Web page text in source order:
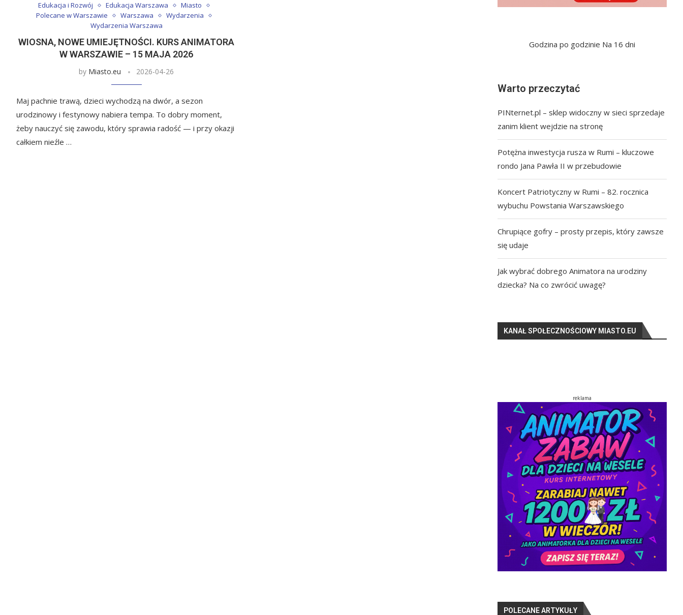
Edukacja i Rozwój Edukacja Warszawa
Miasto
Polecane w Warszawie
Warszawa
Wydarzenia
Wydarzenia Warszawa
WIOSNA, NOWE UMIEJĘTNOŚCI. KURS ANIMATORA
W WARSZAWIE – 15 MAJA 2026
by Miasto.eu 2026-04-26
Maj pachnie trawą, dzieci wychodzą na dwór, a sezon
urodzinowy i festynowy nabiera tempa. To dobry moment,
żeby nauczyć się zawodu, który sprawia radość — i przy okazji
całkiem nieźle …
Godzina po godzinie Na 16 dni
Warto przeczytać
PINternet.pl – sklep widoczny w sieci sprzedaje
zanim klient wejdzie na stronę
Potężna inwestycja rusza w Rumi – kluczowe
rondo Jana Pawła II w przebudowie
Koncert Patriotyczny w Rumi – 82. rocznica
wybuchu Powstania Warszawskiego
Chrupiące gofry – prosty przepis, który zawsze
się udaje
Jak wybrać dobrego Animatora na urodziny
dziecka? Na co zwrócić uwagę?
KANAŁ SPOŁECZNOŚCIOWY MIASTO.EU
reklama
POLECANE ARTYKUŁY